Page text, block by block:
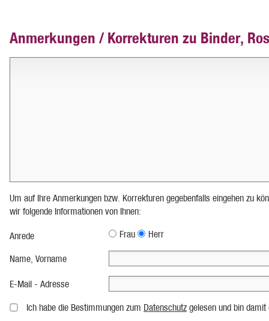
Anmerkungen / Korrekturen zu Binder,
Um auf Ihre Anmerkungen bzw. Korrekturen gegebenfalls eingehen zu
wir folgende Informationen von Ihnen:
Anrede Frau Herr
Name, Vorname
E-Mail - Adresse
Ich habe die Bestimmungen zum Datenschutz gelesen und bin